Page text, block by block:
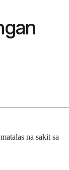
na sakit sa